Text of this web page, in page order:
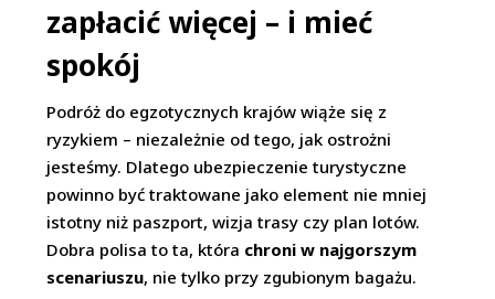
zapłacić więcej – i mieć
spokój
Podróż do egzotycznych krajów wiąże się z
ryzykiem – niezależnie od tego, jak ostrożni
jesteśmy. Dlatego ubezpieczenie turystyczne
powinno być traktowane jako element nie mniej
istotny niż paszport, wizja trasy czy plan lotów.
Dobra polisa to ta, która chroni w najgorszym
scenariuszu, nie tylko przy zgubionym bagażu.